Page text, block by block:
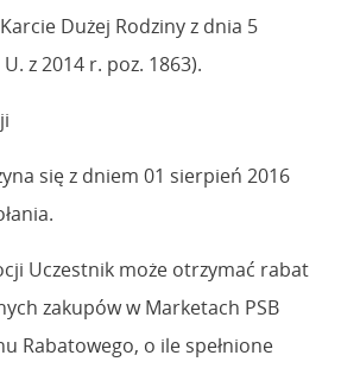
Dużej Rodziny z dnia 5
z 2014 r. poz. 1863).
się z dniem 01 sierpień 2016
Uczestnik może otrzymać rabat
zakupów w Marketach PSB
Rabatowego, o ile spełnione